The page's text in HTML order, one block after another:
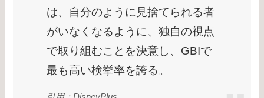
は、自分のように見捨てられる者
がいなくなるように、独自の視点
で取り組むことを決意し、GBIで
最も高い検挙率を誇る。